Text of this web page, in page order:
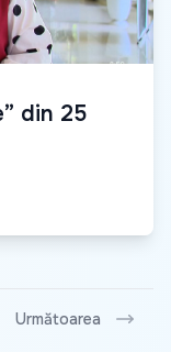
din 25
Următoarea